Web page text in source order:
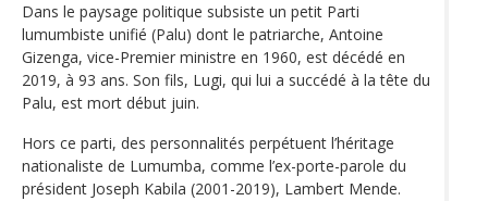
Dans le paysage politique subsiste un petit Parti
lumumbiste unifié (Palu) dont le patriarche, Antoine
Gizenga, vice-Premier ministre en 1960, est décédé en
2019, à 93 ans. Son fils, Lugi, qui lui a succédé à la tête du
Palu, est mort début juin.
Hors ce parti, des personnalités perpétuent l’héritage
nationaliste de Lumumba, comme l’ex-porte-parole du
président Joseph Kabila (2001-2019), Lambert Mende.